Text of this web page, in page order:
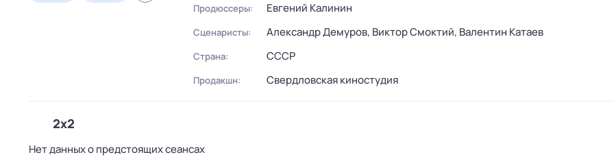
Продюссеры: Евгений Калинин
Сценаристы: Александр Демуров, Виктор Смоктий, Валентин Катаев
Страна: СССР
Продакшн: Свердловская киностудия
2x2
Нет данных о предстоящих сеансах